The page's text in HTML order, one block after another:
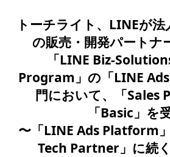
トーチライト、LINEが
の販売・開発パートナ
「LINE Biz-
Program」の「LINE
門において、「Sales
「Basic」を
〜「LINE Ads Platform
Tech Partner」に続